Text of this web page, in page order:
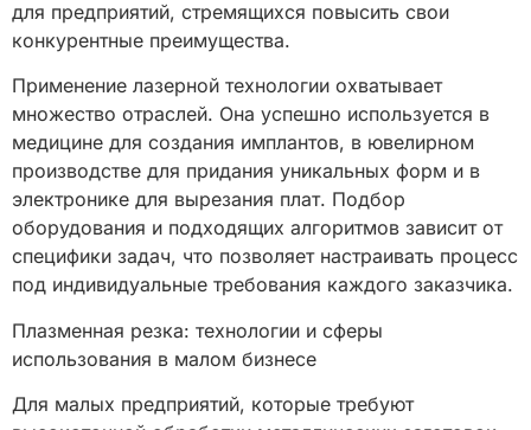
для предприятий, стремящихся повысить свои
конкурентные преимущества.
Применение лазерной технологии охватывает
множество отраслей. Она успешно используется в
медицине для создания имплантов, в ювелирном
производстве для придания уникальных форм и в
электронике для вырезания плат. Подбор
оборудования и подходящих алгоритмов зависит от
специфики задач, что позволяет настраивать процесс
под индивидуальные требования каждого заказчика.
Плазменная резка: технологии и сферы
использования в малом бизнесе
Для малых предприятий, которые требуют